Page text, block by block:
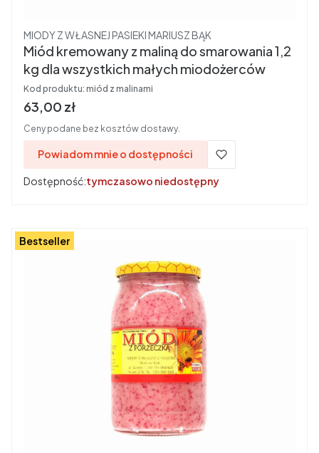
Producent
MIODY Z WŁASNEJ PASIEKI MARIUSZ BĄK
Miód kremowany z maliną do smarowania 1,2
kg dla wszystkich małych miodożerców
Kod produktu: miód z malinami
Cena
63,00 zł
Ceny podane bez kosztów dostawy.
Powiadom mnie o dostępności
Dostępność:tymczasowo niedostępny
Bestseller